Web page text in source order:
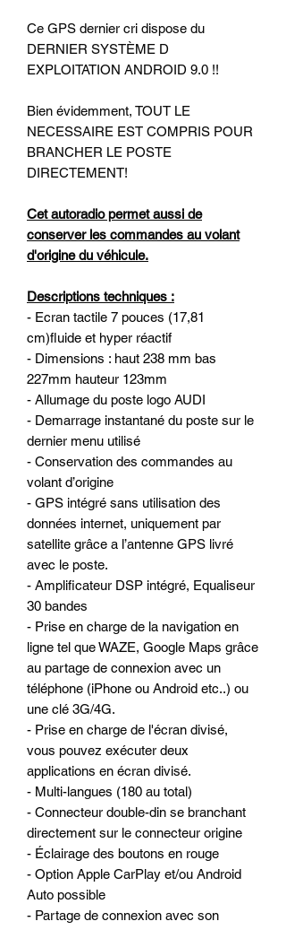
Ce GPS dernier cri dispose du
DERNIER SYSTÈME D
EXPLOITATION ANDROID 9.0 !!
Bien évidemment, TOUT LE
NECESSAIRE EST COMPRIS POUR
BRANCHER LE POSTE
DIRECTEMENT!
Cet autoradio permet aussi de
conserver les commandes au volant
d'origine du véhicule.
Descriptions techniques :
- Ecran tactile 7 pouces (17,81
cm)fluide et hyper réactif
- Dimensions : haut 238 mm bas
227mm hauteur 123mm
- Allumage du poste logo AUDI
- Demarrage instantané du poste sur le
dernier menu utilisé
- Conservation des commandes au
volant d’origine
- GPS intégré sans utilisation des
données internet, uniquement par
satellite grâce a l’antenne GPS livré
avec le poste.
- Amplificateur DSP intégré, Equaliseur
30 bandes
- Prise en charge de la navigation en
ligne tel que WAZE, Google Maps grâce
au partage de connexion avec un
téléphone (iPhone ou Android etc..) ou
une clé 3G/4G.
- Prise en charge de l'écran divisé,
vous pouvez exécuter deux
applications en écran divisé.
- Multi-langues (180 au total)
- Connecteur double-din se branchant
directement sur le connecteur origine
- Éclairage des boutons en rouge
- Option Apple CarPlay et/ou Android
Auto possible
- Partage de connexion avec son